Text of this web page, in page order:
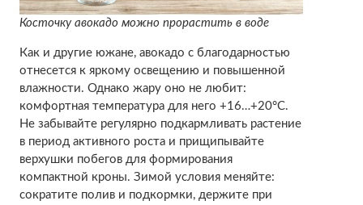
Косточку авокадо можно прорастить в воде
Как и другие южане, авокадо с благодарностью
отнесется к яркому освещению и повышенной
влажности. Однако жару оно не любит:
комфортная температура для него +16…+20°С.
Не забывайте регулярно подкармливать растение
в период активного роста и прищипывайте
верхушки побегов для формирования
компактной кроны. Зимой условия меняйте:
сократите полив и подкормки, держите при